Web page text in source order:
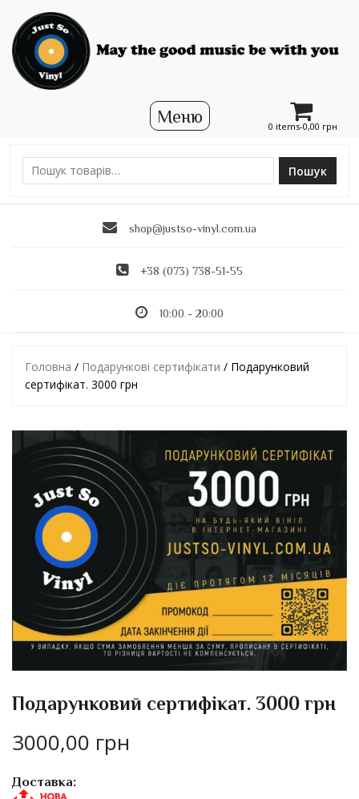
0 items-0,00 грн
Ш
Пошук
shop@justso-vinyl.com.ua
+38 (073) 738-51-55
10:00 - 20:00
Головна / Подарункові сертифікати / Подарунковий
сертифікат. 3000 грн
Подарунковий сертифікат. 3000 грн
3000,00 грн
Доставка: